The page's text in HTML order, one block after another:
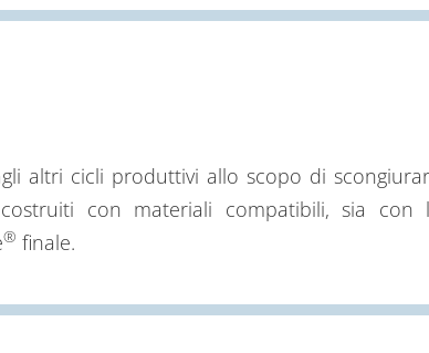
altri cicli produttivi allo scopo di
con materiali compatibili, sia con
® finale.